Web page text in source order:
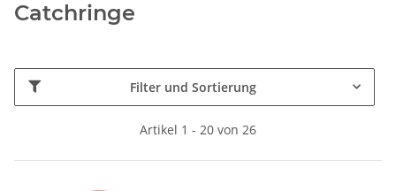
Catchringe
Filter und Sortierung
Artikel 1 - 20 von 26